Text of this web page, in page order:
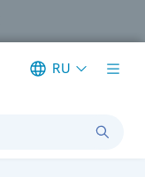
RU